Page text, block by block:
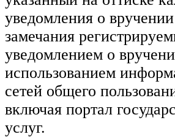
уведомления о
замечания
уведомлением о
использованием
сетей общего
включая портал
услуг.